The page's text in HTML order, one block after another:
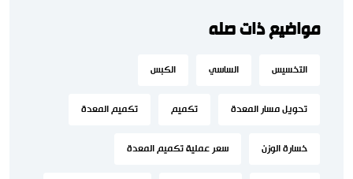
مواضيع ذات صله
التخسيس الساسي الكبس
تحويل مسار المعدة تكميم تكميم المعدة
خسارة الوزن سعر عملية تكميم المعدة